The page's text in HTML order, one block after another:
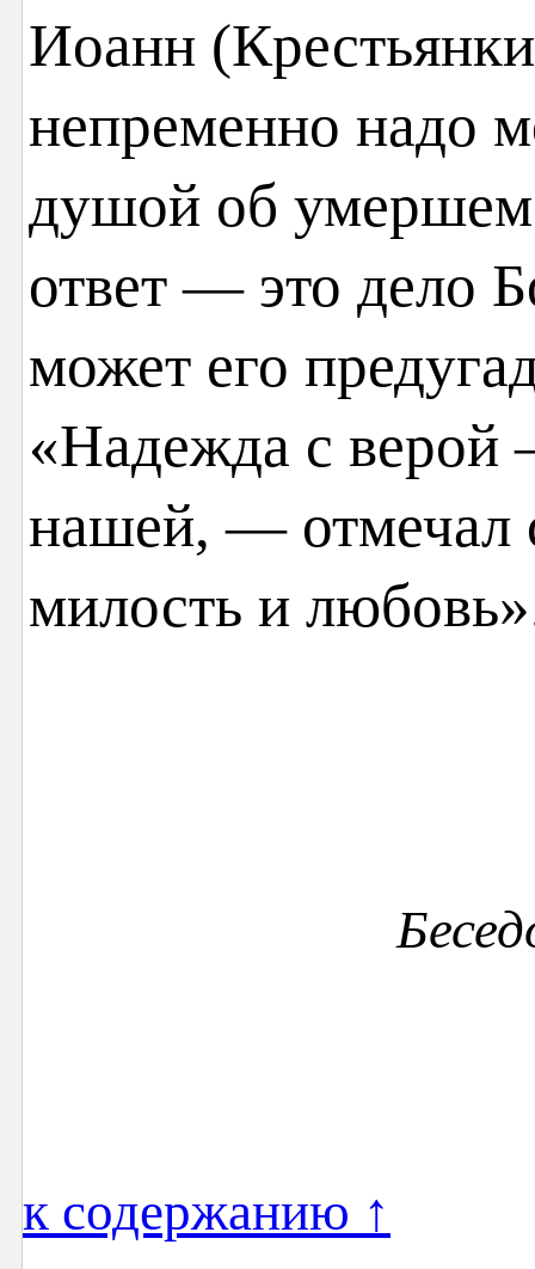
Иоанн
непременно надо
душой об умершем
ответ — это дело
может его
«Надежда с верой
нашей, — отмечал
милость и
к содержанию ↑